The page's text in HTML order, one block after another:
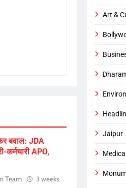
बवाल: JDA
कर्मचारी APO,
Team
3 weeks
Art &
Jaipur
Medical